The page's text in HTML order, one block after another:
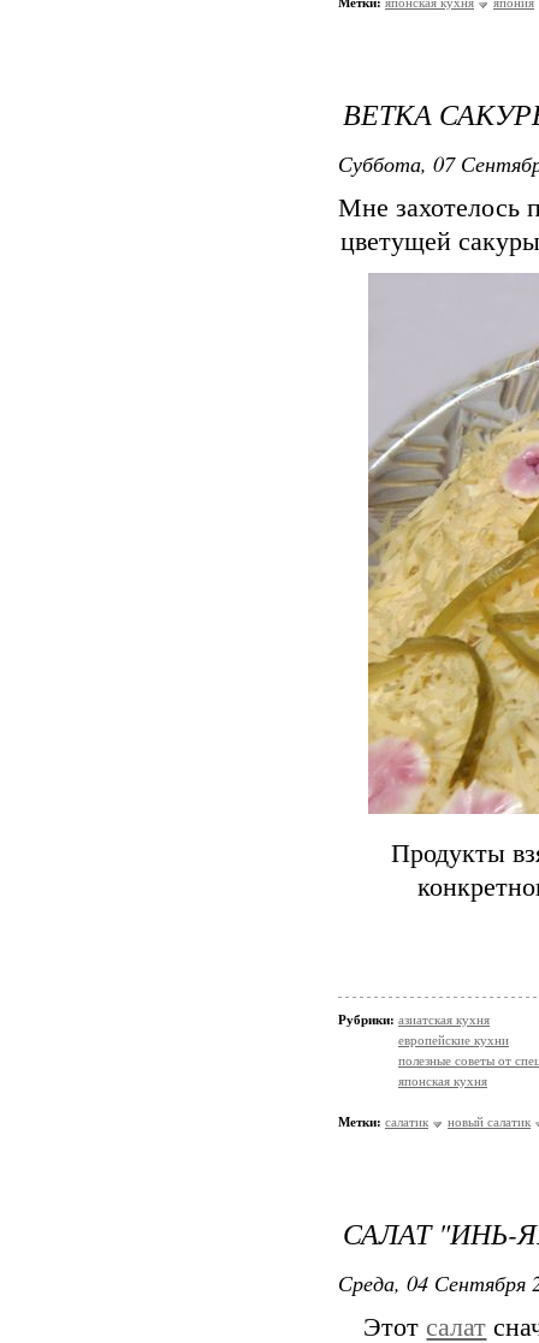
ВЕТКА
Суббота, 07
Мне захотелось
цветущей
Продукты
Рубрики: азиатская кухня
европейские кухни
полезные советы от
японская кухня
Метки: салатик новый салатик
САЛАТ "ИНЬ-
Среда, 04 Сентября
Этот салат